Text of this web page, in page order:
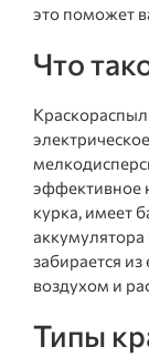
это поможет
Что
эффективное
курка, имеет
забирается
воздухом и
Типы